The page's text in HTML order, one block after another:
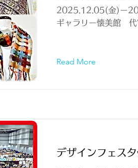
2025.12.05(金)ー
ギャラリー懐美館
Read More
デザインフェス